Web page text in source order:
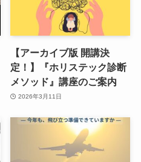
【アーカイブ版 開講決
定！】『ホリステック診断
メソッド』講座のご案内
2026年3月11日